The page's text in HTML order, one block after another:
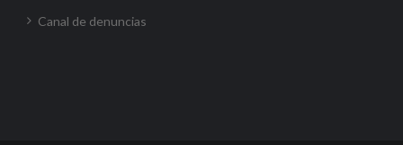
Canal de denuncias